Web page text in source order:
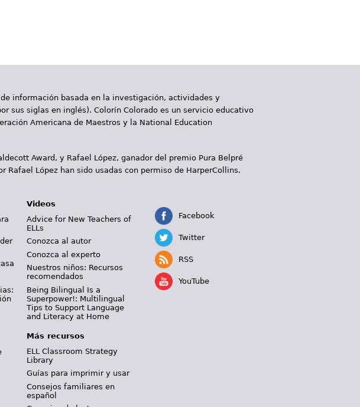
información basada en la investigación, actividades y
sus siglas en inglés). Colorín Colorado es un servicio educativo
Americana de Maestros y la National Education
Award, y Rafael López, ganador del premio Pura Belpré
López han sido usadas con permiso de HarperCollins.
Videos
Advice for New Teachers of
ELLs
Conozca al autor
Conozca al experto
Nuestros niños: Recursos
recomendados
Being Bilingual Is a
Superpower!: Multilingual
Tips to Support Language
and Literacy at Home
Más recursos
ELL Classroom Strategy
Library
Guías para imprimir y usar
Consejos familiares en
español
Facebook
Twitter
RSS
YouTube